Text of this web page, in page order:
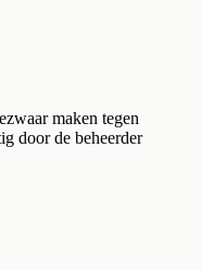
maken tegen
door de beheerder